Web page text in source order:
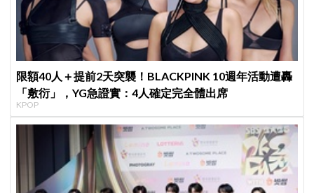
限額40人＋提前2天突襲！BLACKPINK 10週年活動遭轟
「敷衍」，YG急證實：4人確定完全體出席
KPOP